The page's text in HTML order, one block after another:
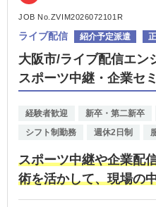
JOB No.ZVIM2026072101R
ライブ配信 紹介予定派遣
大阪市/ライブ配信エン
スポーツ中継・企業セ
経験者歓迎 新卒・第二新卒
シフト制勤務
週休2日制
スポーツ中継や企業配
術を活かして、現場の